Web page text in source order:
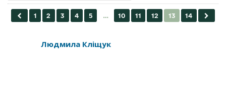
Людмила Кліщук